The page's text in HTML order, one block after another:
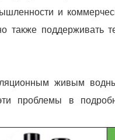
и
поддерживать
живым
проблемы в